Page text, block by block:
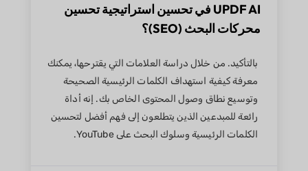
UPDF AI في تحسين استراتيجية تحسين
محركات البحث (SEO)؟
بالتأكيد. من خلال دراسة العلامات التي يقترحها، يمكنك
معرفة كيفية استهداف الكلمات الرئيسية الصحيحة
وتوسيع نطاق وصول المحتوى الخاص بك. إنه أداة
رائعة للمبدعين الذين يتطلعون إلى فهم أفضل لتحسين
الكلمات الرئيسية وسلوك البحث على YouTube.